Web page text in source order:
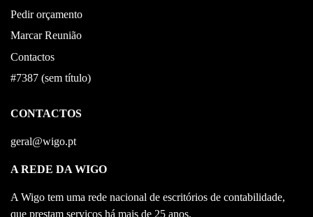
Pedir orçamento
Marcar Reunião
Contactos
#7387 (sem título)
CONTACTOS
geral@wigo.pt
A REDE DA WIGO
A Wigo tem uma rede nacional de escritórios de contabilidade,
que prestam serviços há mais de 25 anos.